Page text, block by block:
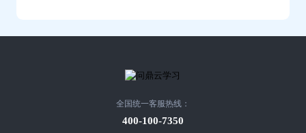
全国统一客服热线：
400-100-7350